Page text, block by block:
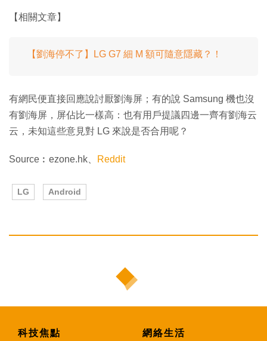
【相關文章】
【劉海停不了】LG G7 細 M 額可隨意隱藏？！
有網民便直接回應說討厭劉海屏；有的說 Samsung 機也沒
有劉海屏，屏佔比一樣高：也有用戶提議四邊一齊有劉海云
云，未知這些意見對 LG 來說是否合用呢？
Source︰ezone.hk、 Reddit
LG Android
科技焦點 網絡生活